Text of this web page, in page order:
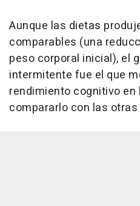
Aunque las dietas
comparables (una
peso corporal inicial), el
intermitente fue el que
rendimiento cognitivo
compararlo con las